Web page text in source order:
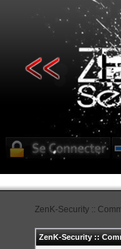
ZenK-Security ::
ZenK-Security ::